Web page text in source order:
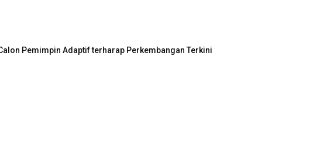
Pemimpin Adaptif terharap Perkembangan Terkini